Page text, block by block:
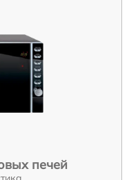
печей